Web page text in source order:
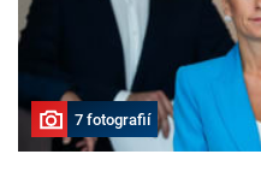
7 fotografií